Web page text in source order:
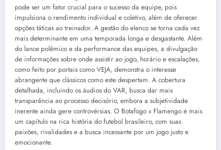
pode ser um fator crucial para o sucesso da equipe, pois
impulsiona o rendimento individual e coletivo, além de oferecer
opções táticas ao treinador. A gestão do elenco se torna cada vez
mais determinante em uma temporada longa e desgastante. Além
do lance polêmico e da performance das equipes, a divulgação
de informações sobre onde assistir ao jogo, horário e escalações,
como feito por portais como VEJA, demonstra o interesse
abrangente que clássicos como este despertam. A cobertura
detalhada, incluindo os áudios do VAR, busca dar mais
transparência ao processo decisório, embora a subjetividade
inerente ainda gere controvérsias. O Botafogo x Flamengo é mais
um capítulo na rica história do futebol brasileiro, com suas
paixões, rivalidades e a busca incessante por um jogo justo e
emocionante.